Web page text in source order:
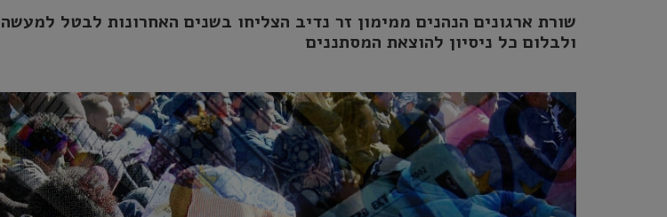
שורת ארגונים הנהנים ממימון זר נדיב הצליחו בשנים האחרונות לבטל
ולבלום כל ניסיון להוצאת המסתננים